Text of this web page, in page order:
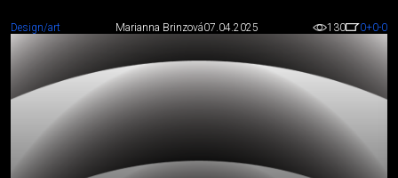
Design/art Marianna Brinzová07.04.2025 130 0+0-0